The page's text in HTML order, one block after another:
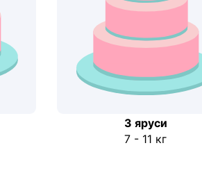
3 яруси
7 - 11 кг